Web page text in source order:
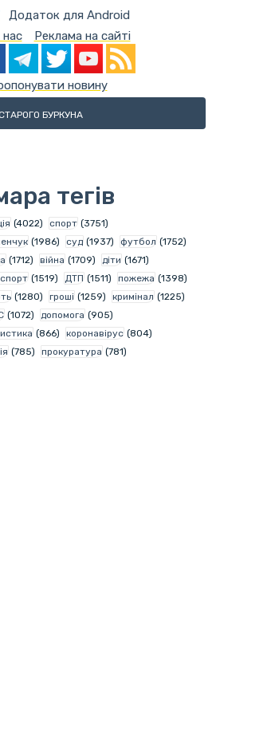
Додаток для Android
Реклама на сайті
новину
БУРКУНА
тегів
(4022) спорт (3751)
(1986) суд (1937) футбол (1752)
(1712) війна (1709) діти (1671)
(1519) ДТП (1511) пожежа (1398)
(1280) гроші (1259) кримінал (1225)
(1072) допомога (905)
(866) коронавірус (804)
(785) прокуратура (781)